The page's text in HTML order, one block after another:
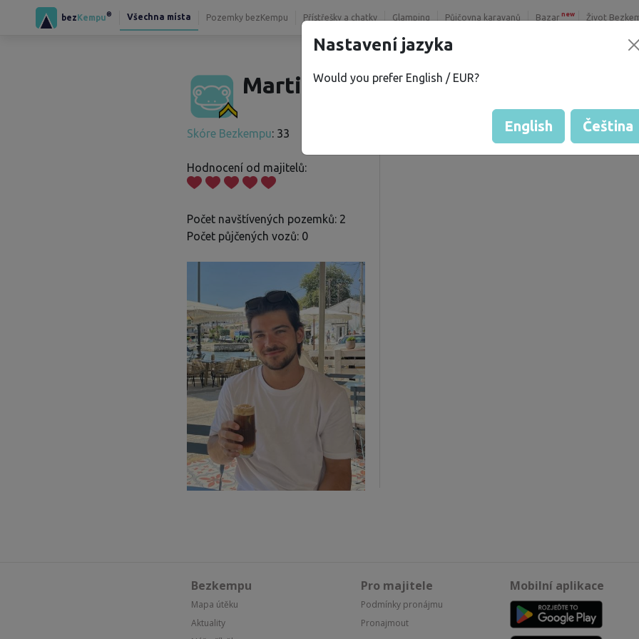
bezKempu® Všechna místa Pozemky bezKempu Přístřešky a chatky Glamping Půjčovna karavanů Bazar new Život
Martin L.
Skóre Bezkempu: 33
Hodnocení od majitelů:
Počet navštívených pozemků: 2
Počet půjčených vozů: 0
Hodnocení pozemků
Bezkempu
Mapa útěku
Aktuality
Pro majitele
Podmínky pronájmu
Pronajmout
Mobilní aplikace
Nastavení jazyka
Would you prefer English / EUR?
English Čeština